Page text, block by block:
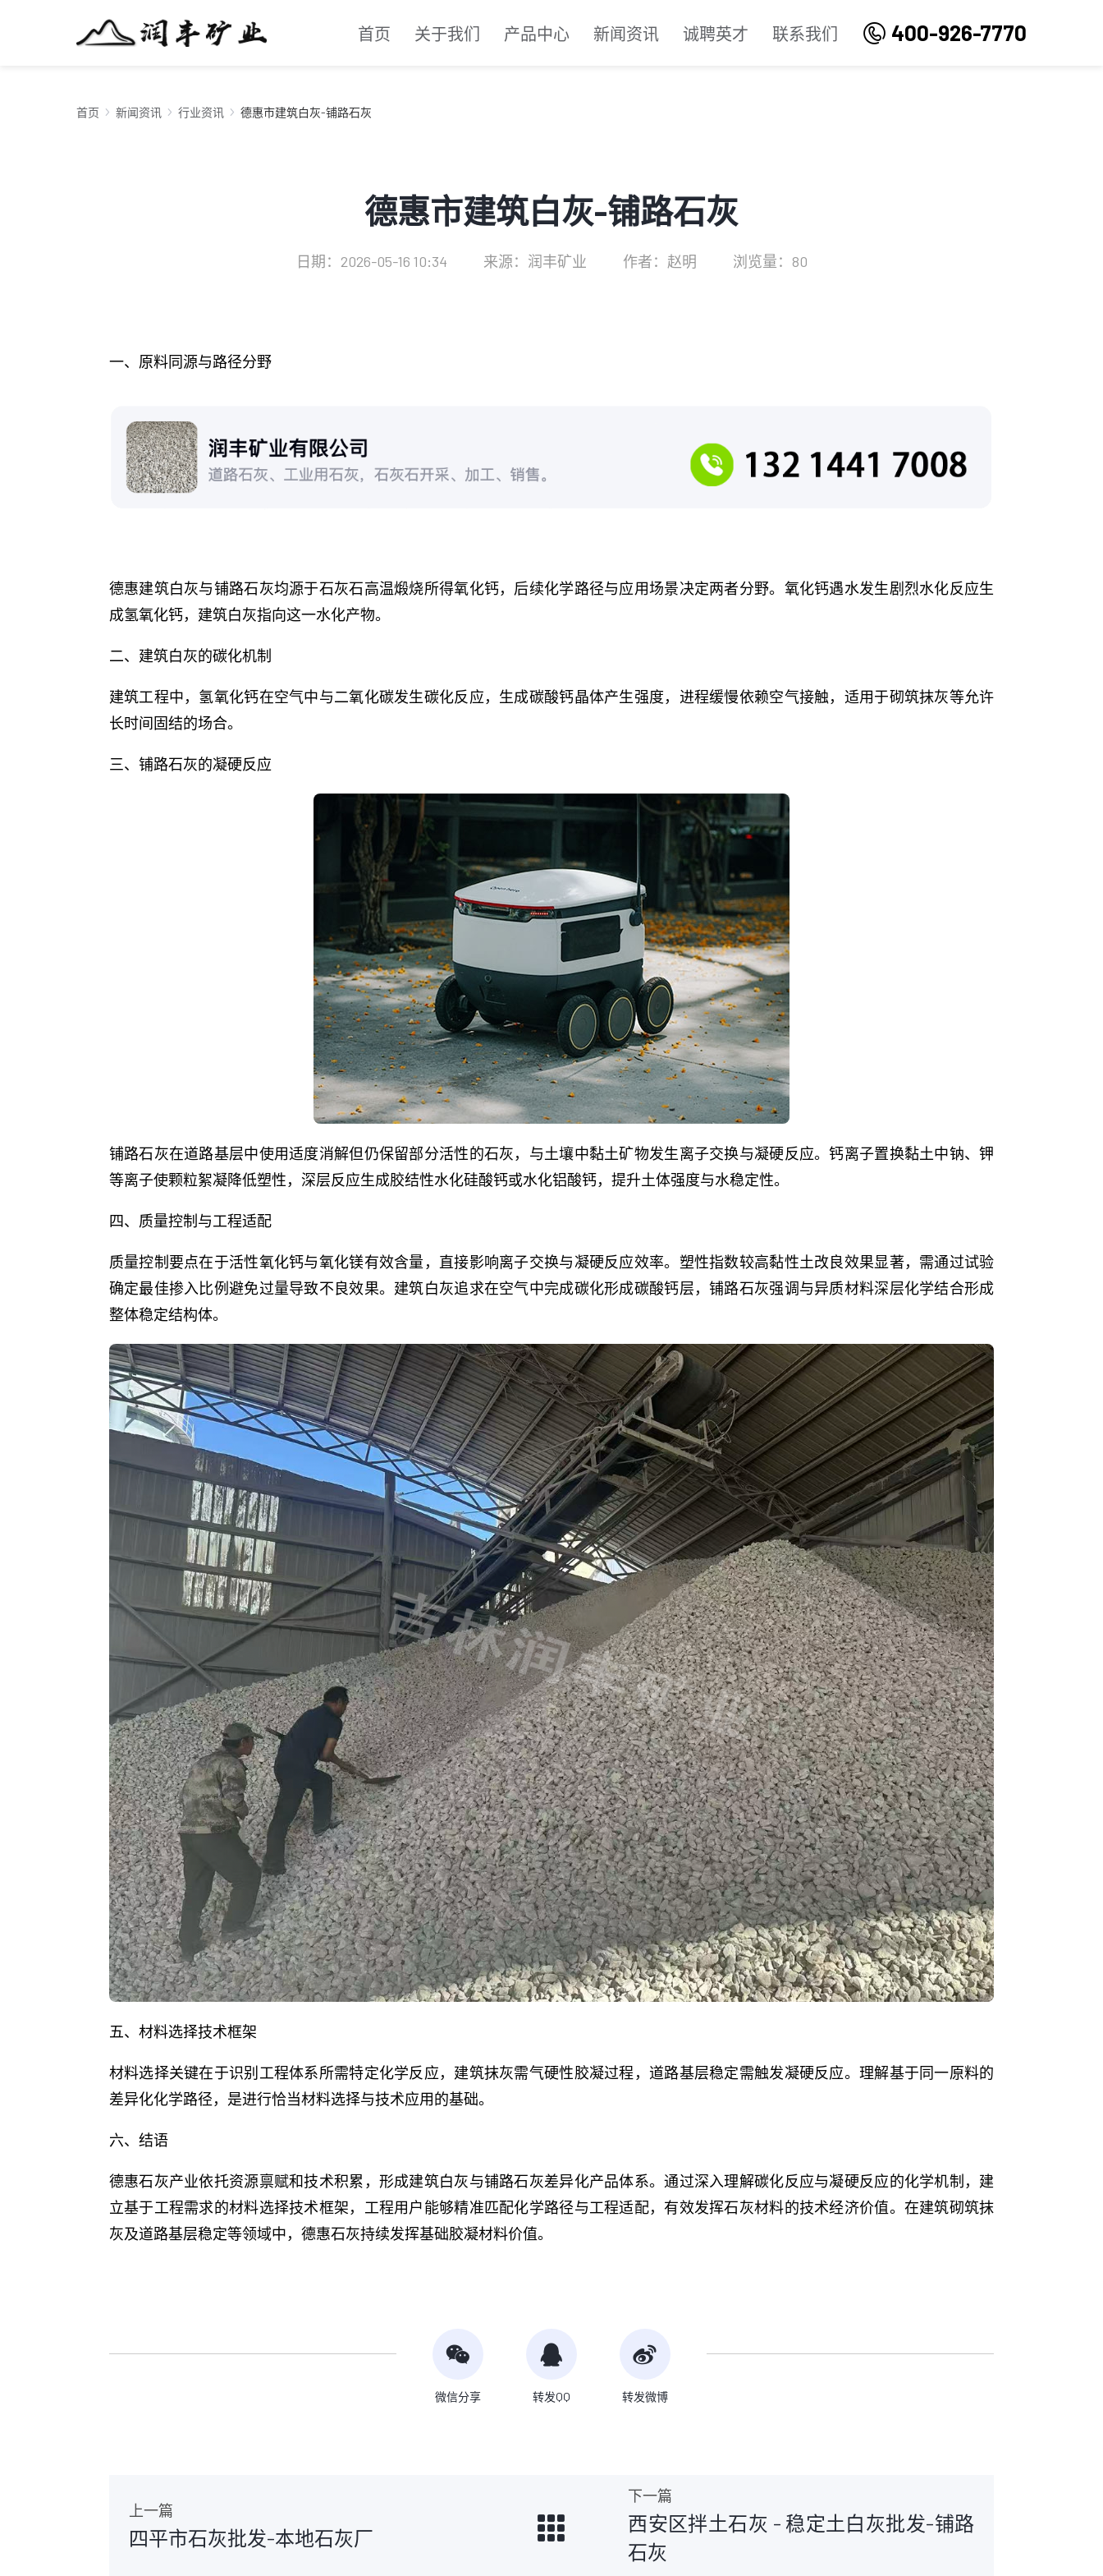
首页 关于我们 产品中心 新闻资讯 诚聘英才 联系我们 400-926-7770
首页 新闻资讯 行业资讯 德惠市建筑白灰-铺路石灰
德惠市建筑白灰-铺路石灰
日期：2026-05-16 10:34 来源：润丰矿业 作者：赵明 浏览量：80
一、原料同源与路径分野
德惠建筑白灰与铺路石灰均源于石灰石高温煅烧所得氧化钙，后续化学路径与应用场景决定两者分野。氧化钙遇水发生剧烈水化反应生
成氢氧化钙，建筑白灰指向这一水化产物。
二、建筑白灰的碳化机制
建筑工程中，氢氧化钙在空气中与二氧化碳发生碳化反应，生成碳酸钙晶体产生强度，进程缓慢依赖空气接触，适用于砌筑抹灰等允许
长时间固结的场合。
三、铺路石灰的凝硬反应
铺路石灰在道路基层中使用适度消解但仍保留部分活性的石灰，与土壤中黏土矿物发生离子交换与凝硬反应。钙离子置换黏土中钠、钾
等离子使颗粒絮凝降低塑性，深层反应生成胶结性水化硅酸钙或水化铝酸钙，提升土体强度与水稳定性。
四、质量控制与工程适配
质量控制要点在于活性氧化钙与氧化镁有效含量，直接影响离子交换与凝硬反应效率。塑性指数较高黏性土改良效果显著，需通过试验
确定最佳掺入比例避免过量导致不良效果。建筑白灰追求在空气中完成碳化形成碳酸钙层，铺路石灰强调与异质材料深层化学结合形成
整体稳定结构体。
五、材料选择技术框架
材料选择关键在于识别工程体系所需特定化学反应，建筑抹灰需气硬性胶凝过程，道路基层稳定需触发凝硬反应。理解基于同一原料的
差异化化学路径，是进行恰当材料选择与技术应用的基础。
六、结语
德惠石灰产业依托资源禀赋和技术积累，形成建筑白灰与铺路石灰差异化产品体系。通过深入理解碳化反应与凝硬反应的化学机制，建
立基于工程需求的材料选择技术框架，工程用户能够精准匹配化学路径与工程适配，有效发挥石灰材料的技术经济价值。在建筑砌筑抹
灰及道路基层稳定等领域中，德惠石灰持续发挥基础胶凝材料价值。
微信分享 转发QQ 转发微博
上一篇
四平市石灰批发-本地石灰厂
下一篇
西安区拌土石灰 - 稳定土白灰批发-铺路
石灰